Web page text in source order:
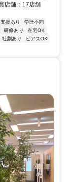
店舗：17店舗
援あり
学歴不問
研修あり
在宅OK
社割あり
ピアスOK